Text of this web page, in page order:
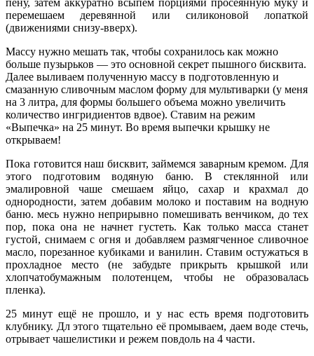
пену, затем аккуратно всыпем порциями просеянную муку и
перемешаем деревянной или силиконовой лопаткой
(движениями снизу-вверх).
Массу нужно мешать так, чтобы сохранилось как можно
больше пузырьков — это основной секрет пышного бисквита.
Далее выливаем полученную массу в подготовленную и
смазанную сливочным маслом форму для мультиварки (у меня
на 3 литра, для формы большего объема можно увеличить
количество ингридиентов вдвое). Ставим на режим
«Выпечка» на 25 минут. Во время выпечки крышку не
открываем!
Пока готовится наш бисквит, займемся заварным кремом. Для
этого подготовим водяную баню. В стеклянной или
эмалировной чаше смешаем яйцо, сахар и крахмал до
однородности, затем добавим молоко и поставим на водную
баню. месь нужно неприрывно помешивать венчиком, до тех
пор, пока она не начнет густеть. Как только масса станет
густой, снимаем с огня и добавляем размягченное сливочное
масло, порезанное кубиками и ванилин. Ставим остужаться в
прохладное место (не забудьте прикрыть крышкой или
хлопчатобумажным полотенцем, чтобы не образовалась
пленка).
25 минут ещё не прошло, и у нас есть время подготовить
клубнику. Дл этого тщательно её промываем, даем воде стечь,
отрывает чашелистики и режем повдоль на 4 части.